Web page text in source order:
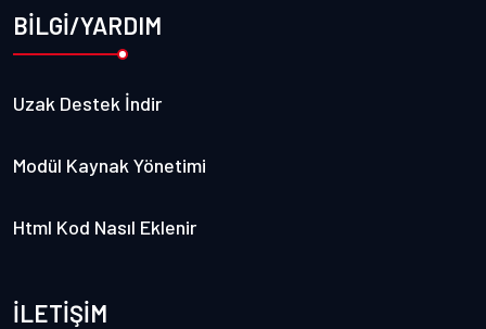
BİLGİ/YARDIM
Uzak Destek İndir
Modül Kaynak Yönetimi
Html Kod Nasıl Eklenir
İLETİŞİM